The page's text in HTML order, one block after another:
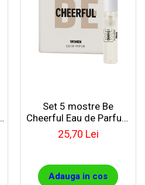
Set 5 mostre Be
Cheerful Eau de Parfum
pentru femei
25,70 Lei
Adauga in cos